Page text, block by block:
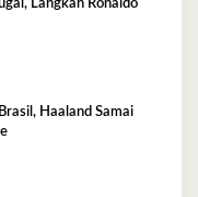
Langkah Ronaldo
Haaland Samai